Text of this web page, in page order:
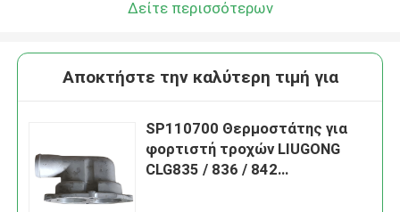
Δείτε περισσότερων
Αποκτήστε την καλύτερη τιμή για
SP110700 Θερμοστάτης για
φορτιστή τροχών LIUGONG
CLG835 / 836 / 842